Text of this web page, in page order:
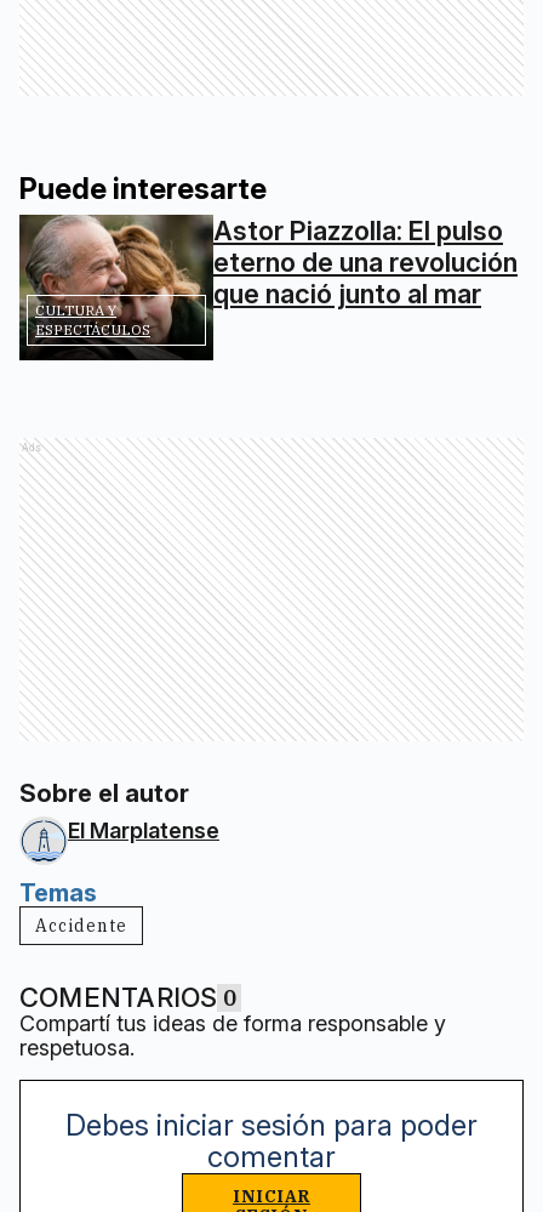
Puede interesarte
CULTURA Y
ESPECTÁCULOS
Astor Piazzolla: El pulso
eterno de una revolución
que nació junto al mar
Ads
Sobre el autor
El Marplatense
Temas
Accidente
COMENTARIOS 0
Compartí tus ideas de forma responsable y
respetuosa.
Debes iniciar sesión para poder
comentar
INICIAR